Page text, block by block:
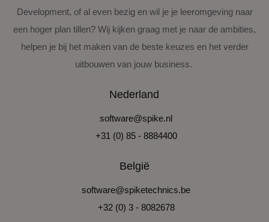
Development, of al even bezig en wil je je leeromgeving naar
een hoger plan tillen? Wij kijken graag met je naar de ambities,
helpen je bij het maken van de beste keuzes en het verder
uitbouwen van jouw business.
Nederland
software@spike.nl
+31 (0) 85 - 8884400
België
software@spiketechnics.be
+32 (0) 3 - 8082678